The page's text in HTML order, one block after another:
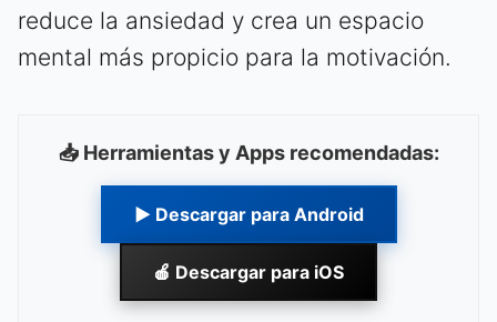
reduce la ansiedad y crea un espacio
mental más propicio para la motivación.
📥 Herramientas y Apps recomendadas:
▶ Descargar para Android
🍎 Descargar para iOS